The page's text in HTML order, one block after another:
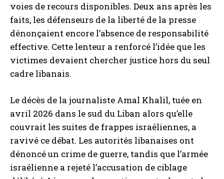
voies de recours disponibles. Deux ans après les
faits, les défenseurs de la liberté de la presse
dénonçaient encore l’absence de responsabilité
effective. Cette lenteur a renforcé l’idée que les
victimes devaient chercher justice hors du seul
cadre libanais.
Le décès de la journaliste Amal Khalil, tuée en
avril 2026 dans le sud du Liban alors qu’elle
couvrait les suites de frappes israéliennes, a
ravivé ce débat. Les autorités libanaises ont
dénoncé un crime de guerre, tandis que l’armée
israélienne a rejeté l’accusation de ciblage